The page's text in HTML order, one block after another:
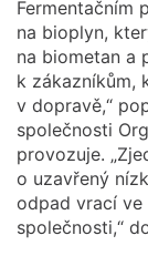
Fermentačním
na bioplyn,
na biometan a
k zákazníkům,
v dopravě,“
společnosti
provozuje.
o uzavřený
odpad vrací
společnosti,“